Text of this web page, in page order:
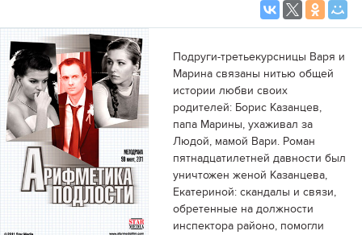
Подруги-третьекурсницы Варя и
Марина связаны нитью общей
истории любви своих
родителей: Борис Казанцев,
папа Марины, ухаживал за
Людой, мамой Вари. Роман
пятнадцатилетней давности был
уничтожен женой Казанцева,
Екатериной: скандалы и связи,
обретенные на должности
инспектора районо, помогли